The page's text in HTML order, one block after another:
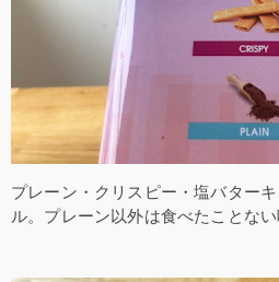
プレーン・クリスピー・塩バター
ル。プレーン以外は食べたことない